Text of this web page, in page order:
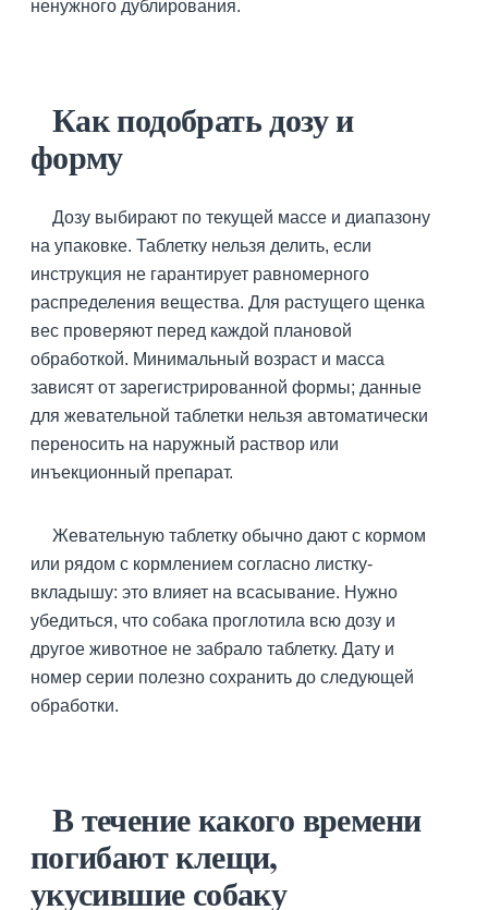
ненужного дублирования.
Как подобрать дозу и
форму
Дозу выбирают по текущей массе и диапазону
на упаковке. Таблетку нельзя делить, если
инструкция не гарантирует равномерного
распределения вещества. Для растущего щенка
вес проверяют перед каждой плановой
обработкой. Минимальный возраст и масса
зависят от зарегистрированной формы; данные
для жевательной таблетки нельзя автоматически
переносить на наружный раствор или
инъекционный препарат.
Жевательную таблетку обычно дают с кормом
или рядом с кормлением согласно листку-
вкладышу: это влияет на всасывание. Нужно
убедиться, что собака проглотила всю дозу и
другое животное не забрало таблетку. Дату и
номер серии полезно сохранить до следующей
обработки.
В течение какого времени
погибают клещи,
укусившие собаку